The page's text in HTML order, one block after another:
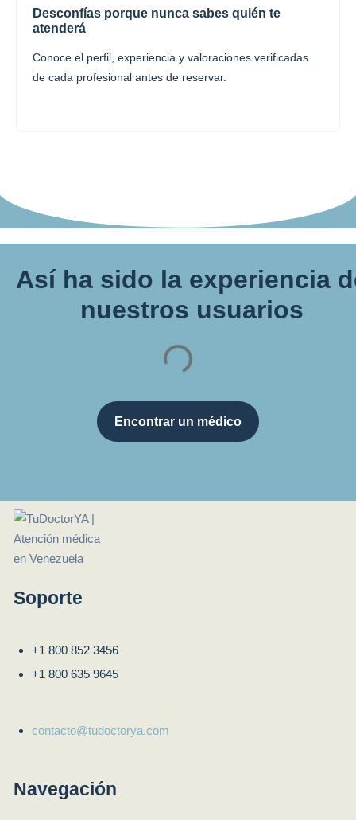
Desconfías porque nunca sabes quién te
atenderá
Conoce el perfil, experiencia y valoraciones verificadas
de cada profesional antes de reservar.
Así ha sido la experiencia
nuestros usuarios
Encontrar un médico
Soporte
+1 800 852 3456
+1 800 635 9645
contacto@tudoctorya.com
Navegación